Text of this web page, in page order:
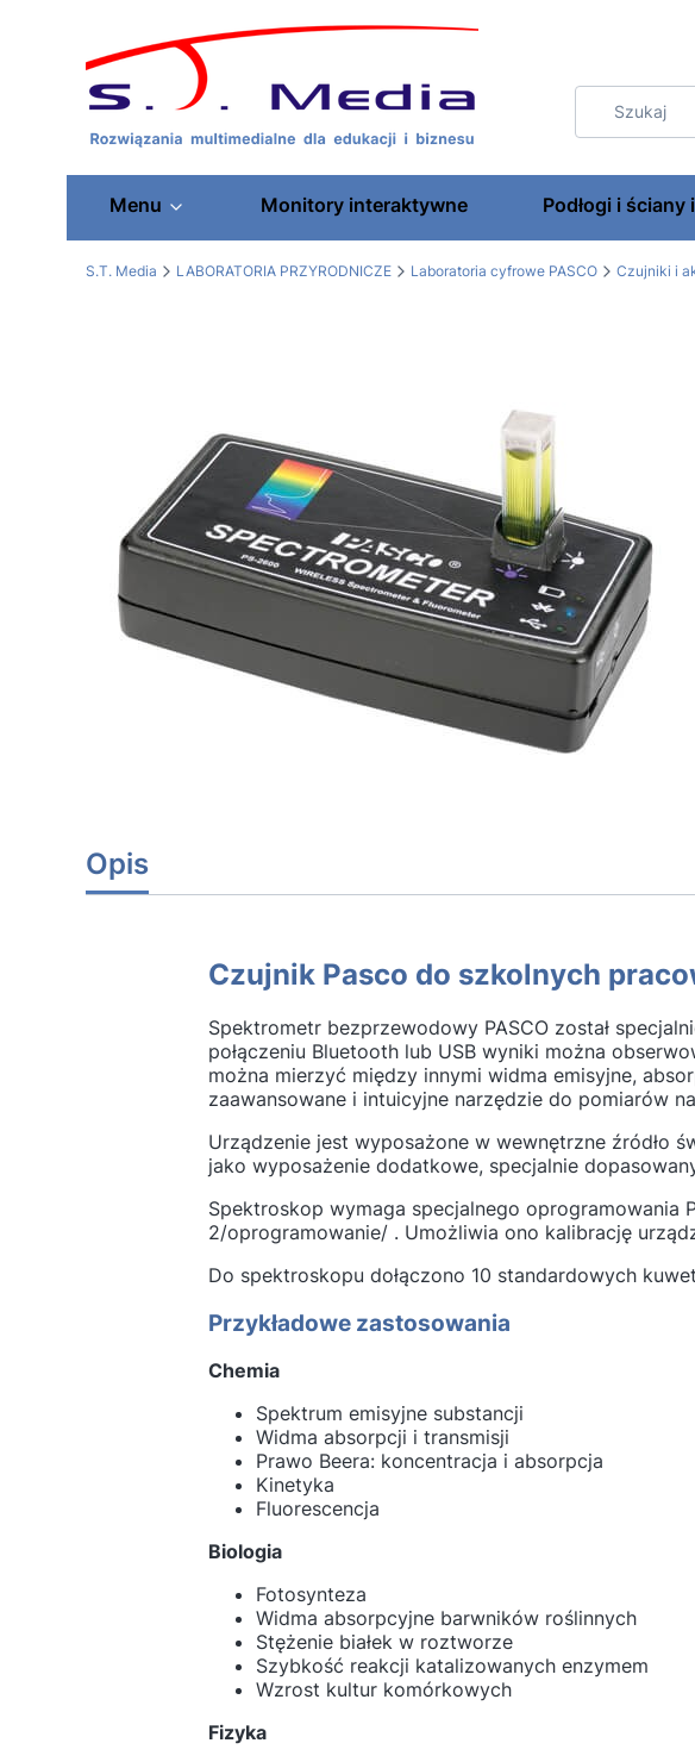
Menu Monitory interaktywne Podłogi i
S.T. Media LABORATORIA PRZYRODNICZE Laboratoria cyfrowe PASCO Czujniki i
Opis
Czujnik Pasco do szkolnych
Spektrometr bezprzewodowy PASCO został
połączeniu Bluetooth lub USB wyniki można
można mierzyć między innymi widma emisyjne,
zaawansowane i intuicyjne narzędzie do pomiarów
Urządzenie jest wyposażone w wewnętrzne źródło
jako wyposażenie dodatkowe, specjalnie
Spektroskop wymaga specjalnego
2/oprogramowanie/ . Umożliwia ono kalibrację
Do spektroskopu dołączono 10 standardowych
Przykładowe zastosowania
Chemia
Spektrum emisyjne substancji
Widma absorpcji i transmisji
Prawo Beera: koncentracja i absorpcja
Kinetyka
Fluorescencja
Biologia
Fotosynteza
Widma absorpcyjne barwników roślinnych
Stężenie białek w roztworze
Szybkość reakcji katalizowanych enzymem
Wzrost kultur komórkowych
Fizyka